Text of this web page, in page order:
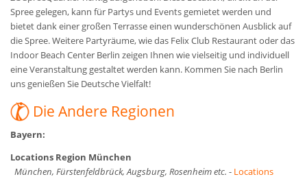
Spree gelegen, kann für Partys und Events gemietet werden und
bietet dank einer großen Terrasse einen wunderschönen Ausblick auf
die Spree. Weitere Partyräume, wie das Felix Club Restaurant oder das
Indoor Beach Center Berlin zeigen Ihnen wie vielseitig und individuell
eine Veranstaltung gestaltet werden kann. Kommen Sie nach Berlin
uns genießen Sie Deutsche Vielfalt!
Die Andere Regionen
Bayern:
Locations Region München
München, Fürstenfeldbrück, Augsburg, Rosenheim etc. - Locations